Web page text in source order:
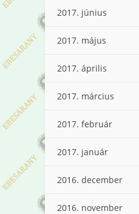
2017. június
2017. május
2017. április
2017. március
2017. február
2017. január
2016. december
2016. november